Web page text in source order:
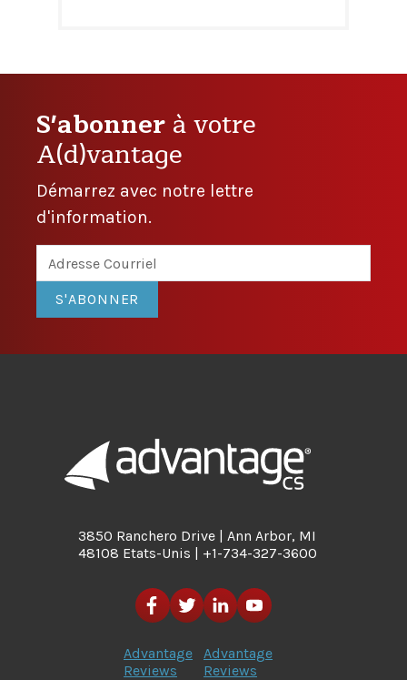
S'abonnerà votre
A(d)vantage
Démarrez avec notre lettre
d'information.
S'ABONNER
3850 Ranchero Drive | Ann Arbor, MI
48108 Etats-Unis | +1-734-327-3600
Advantage
Reviews
Advantage
Reviews